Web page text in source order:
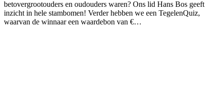
betovergrootouders en oudouders waren? Ons lid Hans Bos geeft
inzicht in hele stambomen! Verder hebben we een TegelenQuiz,
waarvan de winnaar een waardebon van €…